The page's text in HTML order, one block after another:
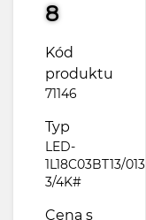
8
Kód
produktu
71146
Typ
LED-
1L18C03BT13/013
3/4K#
Cena s